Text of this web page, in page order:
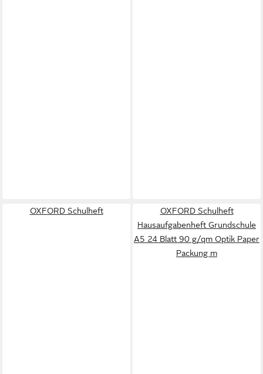
OXFORD Schulheft
OXFORD Schulheft
Hausaufgabenheft Grundschule
A5 24 Blatt 90 g/qm Optik Paper
Packung m